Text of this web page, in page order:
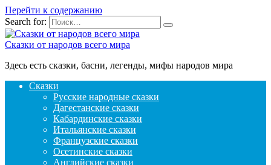
Перейти к содержанию
Search for:
Сказки от народов всего мира
Здесь есть сказки, басни, легенды, мифы народов мира
Сказки
Русские народные сказки
Дагестанские сказки
Кабардинские сказки
Итальянские сказки
Французские сказки
Осетинские сказки
Английские сказки